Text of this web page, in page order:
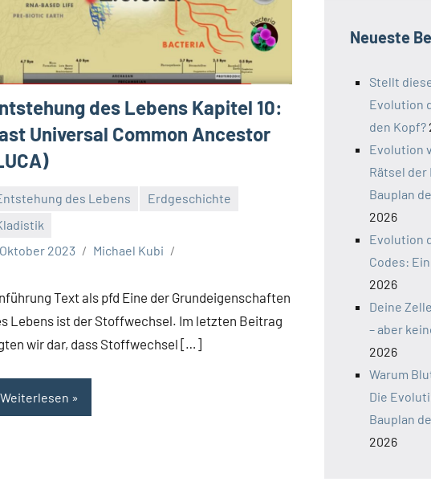
des Lebens Kapitel 10:
Universal Common Ancestor
des Lebens
Erdgeschichte
2023
Michael Kubi
Text als pfd Eine der Grundeigenschaften
Lebens ist der Stoffwechsel. Im letzten Beitrag
wir dar, dass Stoffwechsel […]
Weiterlesen
Neueste
Stellt
Evolution
den Kopf?
Evolution
Rätsel
Bauplan
2026
Evolution
Codes:
2026
Deine
– aber
2026
Warum
Die
Bauplan
2026